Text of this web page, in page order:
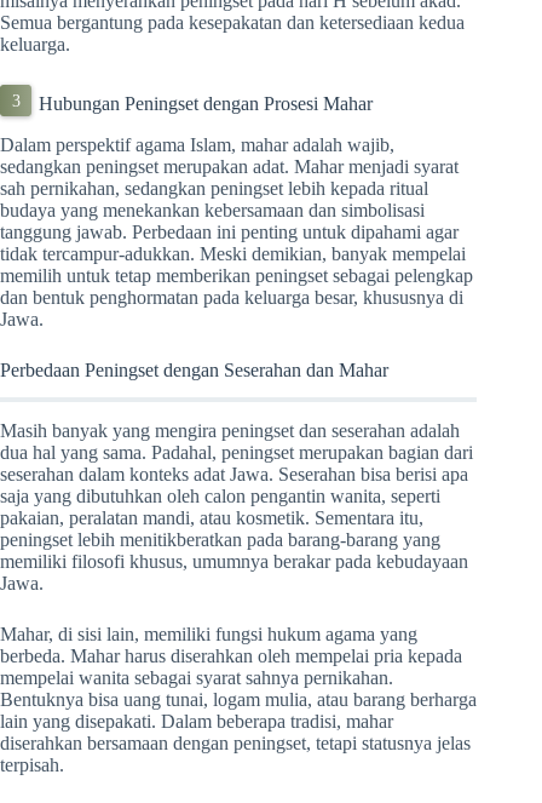
Semua bergantung pada kesepakatan dan ketersediaan kedua
keluarga.
Hubungan Peningset dengan Prosesi Mahar
Dalam perspektif agama Islam, mahar adalah wajib,
sedangkan peningset merupakan adat. Mahar menjadi syarat
sah pernikahan, sedangkan peningset lebih kepada ritual
budaya yang menekankan kebersamaan dan simbolisasi
tanggung jawab. Perbedaan ini penting untuk dipahami agar
tidak tercampur-adukkan. Meski demikian, banyak mempelai
memilih untuk tetap memberikan peningset sebagai pelengkap
dan bentuk penghormatan pada keluarga besar, khususnya di
Jawa.
Perbedaan Peningset dengan Seserahan dan Mahar
Masih banyak yang mengira peningset dan seserahan adalah
dua hal yang sama. Padahal, peningset merupakan bagian dari
seserahan dalam konteks adat Jawa. Seserahan bisa berisi apa
saja yang dibutuhkan oleh calon pengantin wanita, seperti
pakaian, peralatan mandi, atau kosmetik. Sementara itu,
peningset lebih menitikberatkan pada barang-barang yang
memiliki filosofi khusus, umumnya berakar pada kebudayaan
Jawa.
Mahar, di sisi lain, memiliki fungsi hukum agama yang
berbeda. Mahar harus diserahkan oleh mempelai pria kepada
mempelai wanita sebagai syarat sahnya pernikahan.
Bentuknya bisa uang tunai, logam mulia, atau barang berharga
lain yang disepakati. Dalam beberapa tradisi, mahar
diserahkan bersamaan dengan peningset, tetapi statusnya jelas
terpisah.